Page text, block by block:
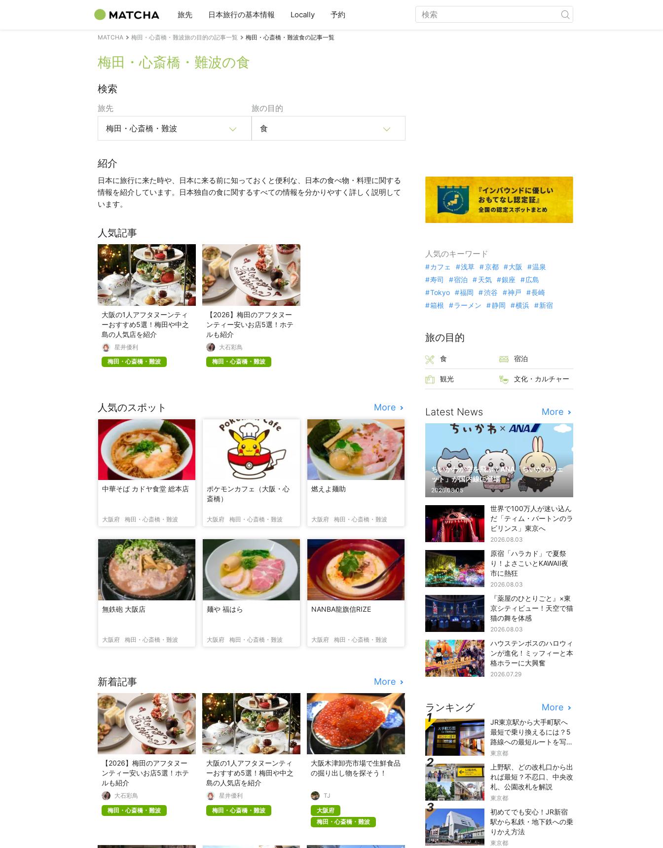
旅先 日本旅行の基本情報 Locally 予約
MATCHA 梅田・心斎橋・難波旅の目的の記事一覧 梅田・心斎橋・難波食の記事一覧
梅田・心斎橋・難波の食
検索
旅先
梅田・心斎橋・難波
旅の目的
食
紹介
日本に旅行に来た時や、日本に来る前に知っておくと便利な、日本の食べ物・料理に関する
情報を紹介しています。日本独自の食に関するすべての情報を分かりやすく詳しく説明して
います。
人気記事
大阪の1人アフタヌーンティ
ーおすすめ5選！梅田や中之
島の人気店を紹介
星井優利
梅田・心斎橋・難波
【2026】梅田のアフタヌー
ンティー安いお店5選！ホテ
ルも紹介
大石彩鳥
梅田・心斎橋・難波
人気のスポット More
中華そば カドヤ食堂 総本店
大阪府 梅田・心斎橋・難波
ポケモンカフェ（大阪・心
斎橋）
大阪府 梅田・心斎橋・難波
燃えよ麺助
大阪府 梅田・心斎橋・難波
無鉄砲 大阪店
大阪府 梅田・心斎橋・難波
麺や 福はら
大阪府 梅田・心斎橋・難波
NANBA龍旗信RIZE
大阪府 梅田・心斎橋・難波
新着記事 More
【2026】梅田のアフタヌー
ンティー安いお店5選！ホテ
ルも紹介
大石彩鳥
梅田・心斎橋・難波
大阪の1人アフタヌーンティ
ーおすすめ5選！梅田や中之
島の人気店を紹介
星井優利
梅田・心斎橋・難波
大阪木津卸売市場で生鮮食品
の掘り出し物を探そう！
TJ
大阪府
梅田・心斎橋・難波
人気のキーワード
カフェ 浅草 京都 大阪
温泉
寿司
宿泊 天気 銀座
広島
Tokyo
福岡 渋谷 神戸
長崎
箱根
ラーメン 静岡 横浜 新宿
旅の目的
食 宿泊
観光 文化・カルチャー
Latest News More
ちいかわが空を飛ぶ！ANA「ちいかわジェ
ット」が国内線に登場
2026.08.05
世界で100万人が迷い込ん
だ「ティム・バートンのラ
ビリンス」東京へ
2026.08.03
原宿「ハラカド」で夏祭
り！よさこいとKAWAII夜
市に熱狂
2026.08.03
『薬屋のひとりごと』×東
京シティビュー！天空で猫
猫の舞を体感
2026.08.03
ハウステンボスのハロウィ
ンが進化！ミッフィーと本
格ホラーに大興奮
2026.07.29
ランキング More
JR東京駅から大手町駅へ
最短で乗り換えるには？5
路線への最短ルートを写真
つきでご紹介
東京都
上野駅、どの改札口から出
れば最短？不忍口、中央改
札、公園改札を解説
東京都
初めてでも安心！JR新宿
駅から私鉄・地下鉄への乗
りかえ方法
東京都